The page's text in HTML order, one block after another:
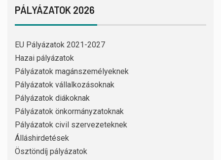
PÁLYÁZATOK 2026
EU Pályázatok 2021-2027
Hazai pályázatok
Pályázatok magánszemélyeknek
Pályázatok vállalkozásoknak
Pályázatok diákoknak
Pályázatok önkormányzatoknak
Pályázatok civil szervezeteknek
Álláshirdetések
Ösztöndíj pályázatok